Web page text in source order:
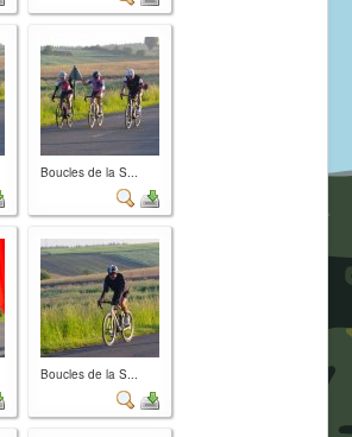
Boucles de la S...
Boucles de la S...